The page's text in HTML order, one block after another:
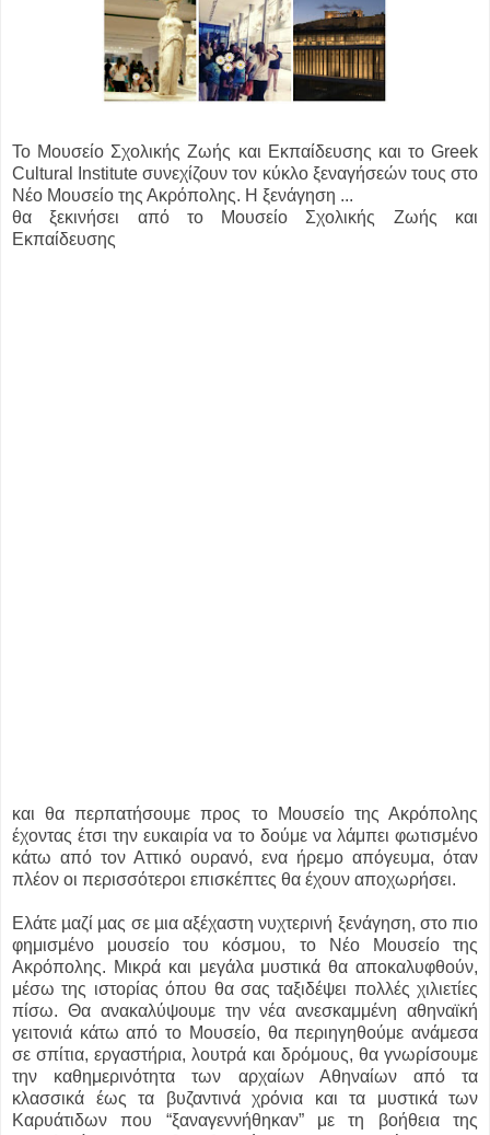
Το Μουσείο Σχολικής Ζωής και Εκπαίδευσης και το Greek
Cultural Institute συνεχίζουν τον κύκλο ξεναγήσεών τους στο
Νέο Μουσείο της Ακρόπολης. Η ξενάγηση ...
θα ξεκινήσει από το Μουσείο Σχολικής Ζωής και
Εκπαίδευσης
και θα περπατήσουμε προς το Μουσείο της Ακρόπολης
έχοντας έτσι την ευκαιρία να το δούμε να λάμπει φωτισμένο
κάτω από τον Αττικό ουρανό, ενα ήρεμο απόγευμα, όταν
πλέον οι περισσότεροι επισκέπτες θα έχουν αποχωρήσει.
Ελάτε µαζί µας σε µια αξέχαστη νυχτερινή ξενάγηση, στο πιο
φημισμένο μουσείο του κόσμου, το Νέο Μουσείο της
Ακρόπολης. Μικρά και μεγάλα μυστικά θα αποκαλυφθούν,
μέσω της ιστορίας όπου θα σας ταξιδέψει πολλές χιλιετίες
πίσω. Θα ανακαλύψουμε την νέα ανεσκαμμένη αθηναϊκή
γειτονιά κάτω από το Μουσείο, θα περιηγηθούμε ανάμεσα
σε σπίτια, εργαστήρια, λουτρά και δρόμους, θα γνωρίσουμε
την καθημερινότητα των αρχαίων Αθηναίων από τα
κλασσικά έως τα βυζαντινά χρόνια και τα μυστικά των
Καρυάτιδων που “ξαναγεννήθηκαν” με τη βοήθεια της